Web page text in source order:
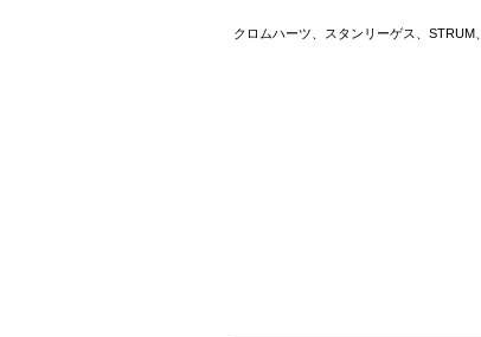
クロムハーツ、スタンリーゲス、